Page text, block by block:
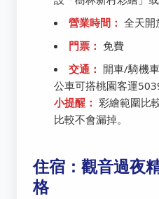
營業時間： 全天開
門票： 免費
交通： 開車/騎機
公車可搭桃園客運
小提醒： 彩繪範圍比
比較不會漏掉。
住宿：觀音過夜
格